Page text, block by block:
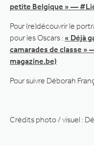
petite Belgique » —
Pour (re)découvrir le
pour les Oscars : « Déjà
camarades de classe
magazine.be)
Pour suivre Déborah
Crédits photo / visuel :